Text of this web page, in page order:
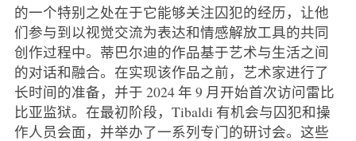
的一个特别之处在于它能够关注囚犯的经历，让他
们参与到以视觉交流为表达和情感解放工具的共同
创作过程中。蒂巴尔迪的作品基于艺术与生活之间
的对话和融合。在实现该作品之前，艺术家进行了
长时间的准备，并于 2024 年 9 月开始首次访问雷比
比亚监狱。在最初阶段，Tibaldi 有机会与囚犯和操
作人员会面，并举办了一系列专门的研讨会。这些